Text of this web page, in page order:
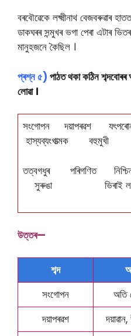
বৰবৌৱেকে লক্ষ্মীনাথ বেজবৰুৱাৰ
ডাকঘৰৰ সন্মুখৰ ভগা পেৰা এটাৰ
মানুহজনে কৈছিল ।
প্ৰশ্ন ৫) পাঠত থকা কঠিন শব্দবোৰৰ
লোৱা ।
সংগোপন দয়াপৰৱশ
হাস্যব্যংগাত্মক বহুমুখী
তত্বগধুৰ পৰিগণিত
সুৰুঙা ভিৰাই লৰ
উত্তৰ—
শব্দ
সংগোপন
অতি
দয়াপৰৱশ